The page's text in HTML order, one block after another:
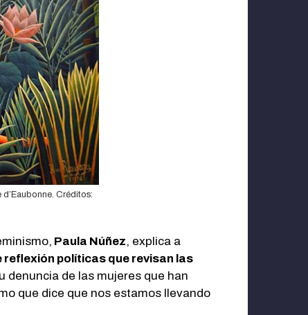
Créditos:
Paula Núñez, explica a
políticas que revisan las
denuncia de las mujeres que han
que dice que nos estamos llevando